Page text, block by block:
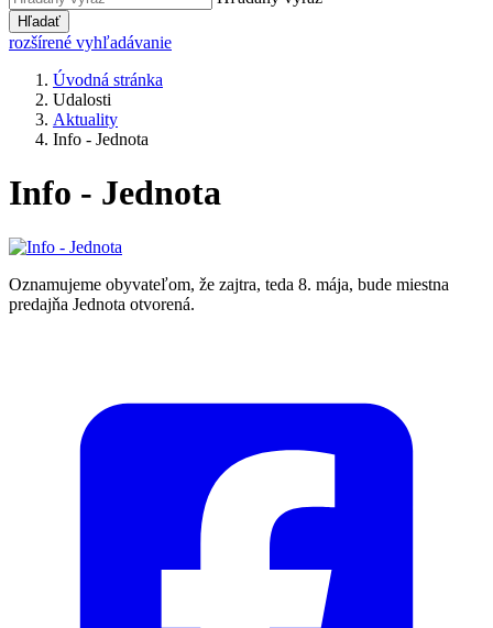
Hľadať
rozšírené vyhľadávanie
Úvodná stránka
Udalosti
Aktuality
Info - Jednota
Info - Jednota
Oznamujeme obyvateľom, že zajtra, teda 8. mája, bude miestna
predajňa Jednota otvorená.